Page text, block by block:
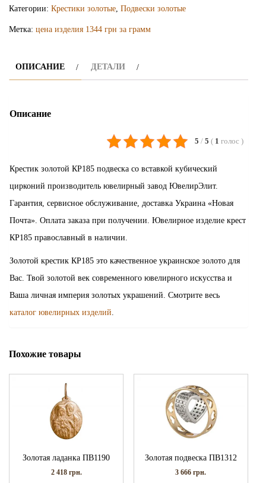
Категории: Крестики золотые, Подвески золотые
Метка: цена изделия 1344 грн за грамм
ОПИСАНИЕ ДЕТАЛИ
Описание
5 / 5 ( 1 голос )
Крестик золотой КР185 подвеска со вставкой кубический
цирконий производитель ювелирный завод ЮвелирЭлит.
Гарантия, сервисное обслуживание, доставка Украина «Новая
Почта». Оплата заказа при получении. Ювелирное изделие крест
КР185 православный в наличии.
Золотой крестик КР185 это качественное украинское золото для
Вас. Твой золотой век современного ювелирного искусства и
Ваша личная империя золотых украшений. Смотрите весь
каталог ювелирных изделий
Похожие товары
Золотая ладанка ПВ1190
2 418 грн.
Золотая подвеска ПВ1312
3 666грн.